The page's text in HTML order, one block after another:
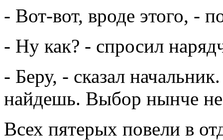
- Вот-вот, вроде этого, -
- Ну как? - спросил
- Беру, - сказал
найдешь. Выбор нынче
Всех пятерых повели в